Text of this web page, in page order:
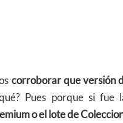
corroborar que versión
Pues porque si fue
o el lote de